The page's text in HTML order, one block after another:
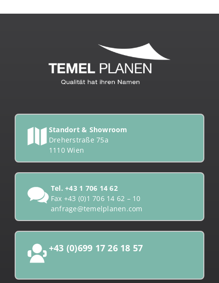
Standort & Showroom
Dreherstraße 75a
1110 Wien
Tel.+43 1 706 14 62
Fax +43 (0)1 706 14 62 – 10
anfrage@temelplanen.com
+43 (0)699 17 26 18 57